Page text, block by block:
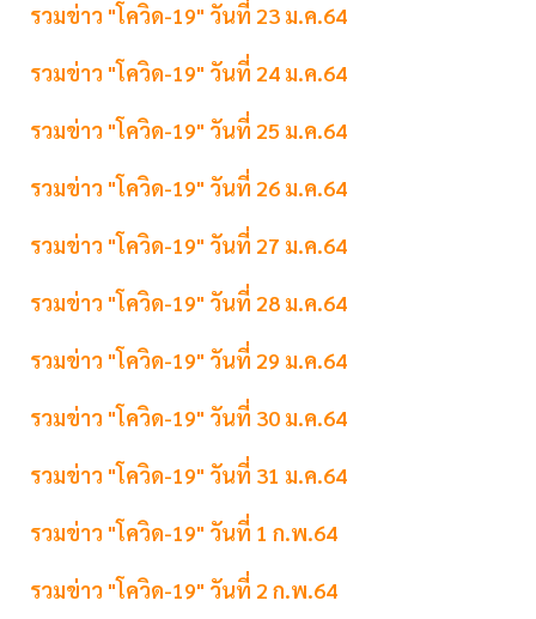
รวมข่าว "โควิด-19" วันที่ 23 ม.ค.64
รวมข่าว "โควิด-19" วันที่ 24 ม.ค.64
รวมข่าว "โควิด-19" วันที่ 25 ม.ค.64
รวมข่าว "โควิด-19" วันที่ 26 ม.ค.64
รวมข่าว "โควิด-19" วันที่ 27 ม.ค.64
รวมข่าว "โควิด-19" วันที่ 28 ม.ค.64
รวมข่าว "โควิด-19" วันที่ 29 ม.ค.64
รวมข่าว "โควิด-19" วันที่ 30 ม.ค.64
รวมข่าว "โควิด-19" วันที่ 31 ม.ค.64
รวมข่าว "โควิด-19" วันที่ 1 ก.พ.64
รวมข่าว "โควิด-19" วันที่ 2 ก.พ.64